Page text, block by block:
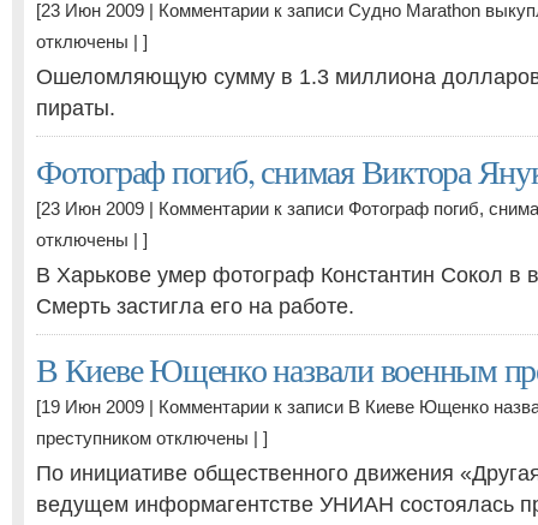
[23 Июн 2009 | Комментарии к записи Судно Marathon
отключены | ]
Ошеломляющую сумму в 1.3 миллиона долларов
пираты.
Фотограф погиб, снимая Виктора
[23 Июн 2009 | Комментарии к записи Фотограф погиб,
отключены | ]
В Харькове умер фотограф Константин Сокол в
Смерть застигла его на работе.
В Киеве Ющенко назвали военным
[19 Июн 2009 | Комментарии к записи В Киеве Ющенко
преступником отключены | ]
По инициативе общественного движения
ведущем информагентстве УНИАН состоялась